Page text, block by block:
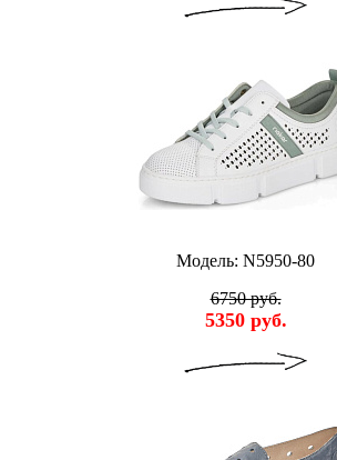
Модель: N5950-80
6750 руб.
5350 руб.